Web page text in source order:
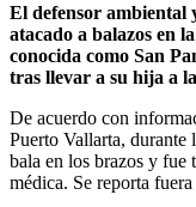
El defensor ambiental
atacado a balazos en
conocida como San
tras llevar a su hija a
De acuerdo con
Puerto Vallarta, durante
bala en los brazos y fue
médica. Se reporta